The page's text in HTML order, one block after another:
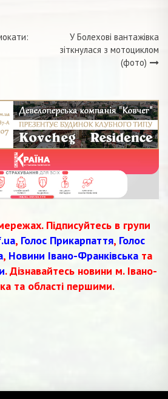
У Болехові вантажівка
зіткнулася з мотоциклом
(фото)
Підписуйтесь в групи
, Голос Прикарпаття, Голос
, Новини Івано-Франківськата
. Дізнавайтесь новини м. Івано-
та області першими.